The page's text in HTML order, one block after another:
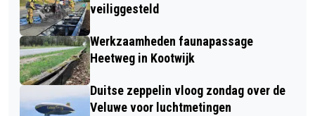
veiliggesteld
Werkzaamheden faunapassage
Heetweg in Kootwijk
Duitse zeppelin vloog zondag over de
Veluwe voor luchtmetingen